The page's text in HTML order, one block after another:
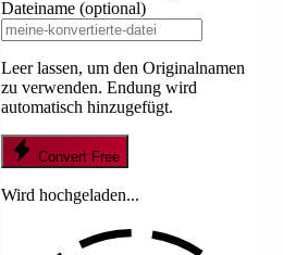
Dateiname (optional)
Leer lassen, um den Originalnamen
zu verwenden. Endung wird
automatisch hinzugefügt.
Convert Free
Wird hochgeladen...